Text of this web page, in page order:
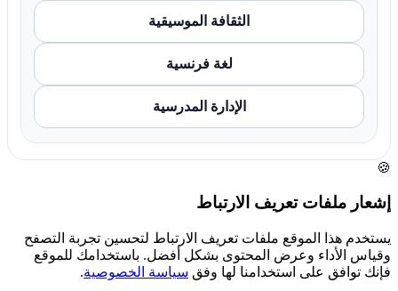
الثقافة الموسيقية
لغة فرنسية
الإدارة المدرسية
🍪
إشعار ملفات تعريف الارتباط
يستخدم هذا الموقع ملفات تعريف الارتباط لتحسين تجربة التصفح
وقياس الأداء وعرض المحتوى بشكل أفضل. باستخدامك للموقع
فإنك توافق على استخدامنا لها وفق سياسة الخصوصية.